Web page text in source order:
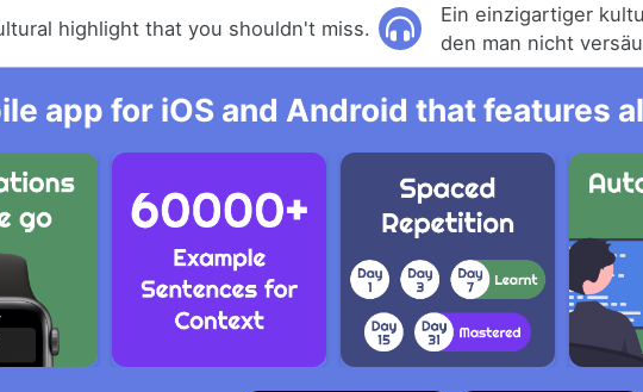
highlight that you shouldn't miss.
Ein einzigartiger
den man nicht
app for iOS and Android that features